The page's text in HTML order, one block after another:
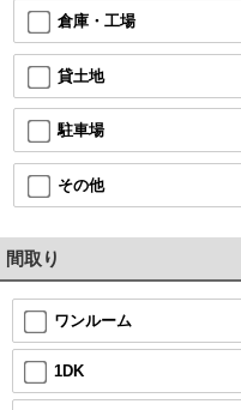
倉庫・工場
貸土地
駐車場
その他
間取り
ワンルーム
1DK